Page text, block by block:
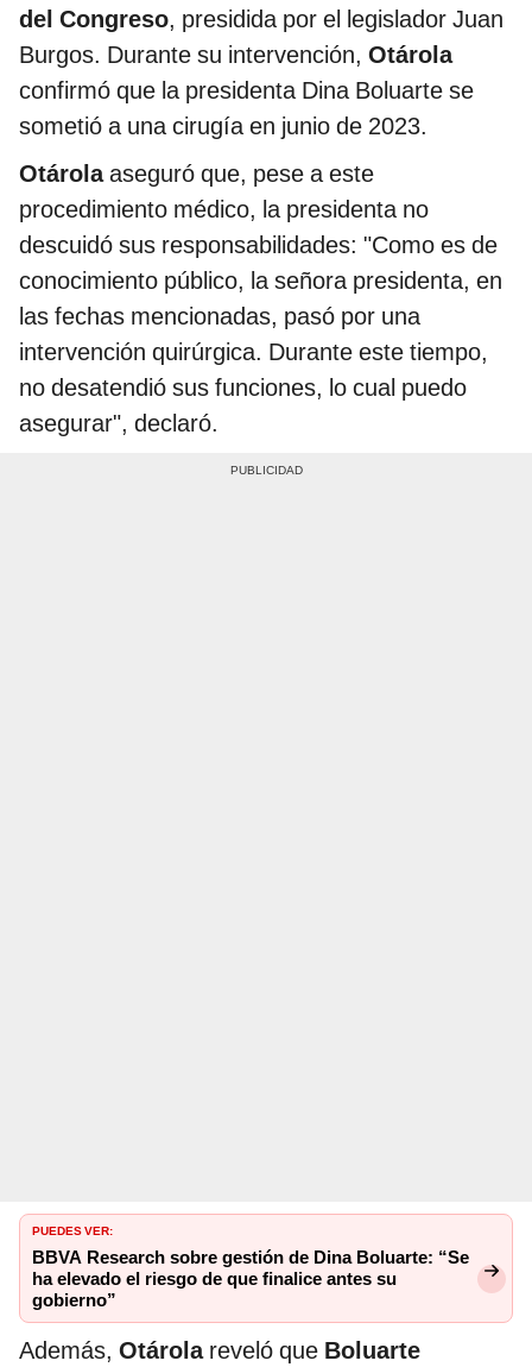
del Congreso, presidida por el legislador Juan
Burgos. Durante su intervención, Otárola
confirmó que la presidenta Dina Boluarte se
sometió a una cirugía en junio de 2023.
Otárolaaseguró que, pese a este
procedimiento médico, la presidenta no
descuidó sus responsabilidades: "Como es de
conocimiento público, la señora presidenta, en
las fechas mencionadas, pasó por una
intervención quirúrgica. Durante este tiempo,
no desatendió sus funciones, lo cual puedo
asegurar", declaró.
PUEDES VER:
BBVA Research sobre gestión de Dina Boluarte: “Se
ha elevado el riesgo de que finalice antes su
gobierno”
Además, Otárolareveló que Boluarte